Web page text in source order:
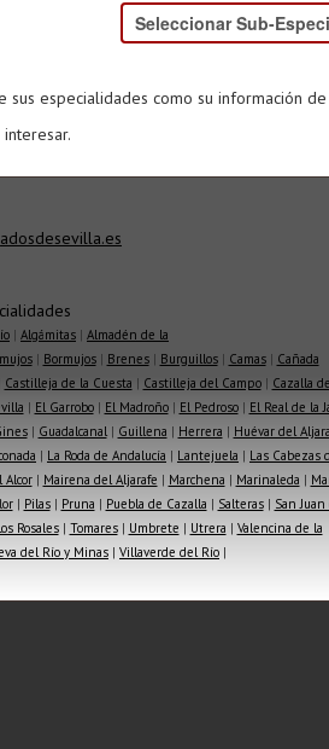
especialidades como su información de
| Algámitas | Almadén de la
| Bormujos| Brenes| Burguillos| Camas| Cañada
Castilleja de la Cuesta | Castilleja del Campo| Cazalla
| El Garrobo| El Madroño| El Pedroso| El Real de la
| Guadalcanal| Guillena | Herrera | Huévar del
| La Roda de Andalucía | Lantejuela | Las Cabezas
Alcor| Mairena del Aljarafe | Marchena | Marinaleda |
| Pilas| Pruna | Puebla de Cazalla | Salteras| San Juan
Rosales| Tomares| Umbrete | Utrera | Valencina de la
del Río y Minas | Villaverde del Río |